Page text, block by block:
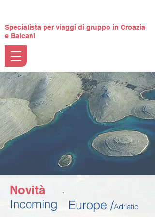
Specialista per viaggi di gruppo in Croazia
e Balcani
Novità
Incoming Europe /Adriatic